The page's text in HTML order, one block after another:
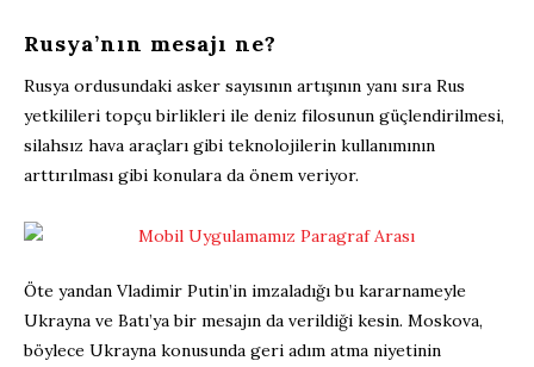
Rusya’nın mesajı ne?
Rusya ordusundaki asker sayısının artışının yanı sıra Rus
yetkilileri topçu birlikleri ile deniz filosunun güçlendirilmesi,
silahsız hava araçları gibi teknolojilerin kullanımının
arttırılması gibi konulara da önem veriyor.
Öte yandan Vladimir Putin’in imzaladığı bu kararnameyle
Ukrayna ve Batı’ya bir mesajın da verildiği kesin. Moskova,
böylece Ukrayna konusunda geri adım atma niyetinin